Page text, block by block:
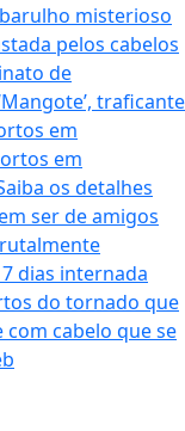
misterioso
pelos cabelos
de
traficante
em
em
os detalhes
ser de amigos
dias internada
do tornado que
com cabelo que se